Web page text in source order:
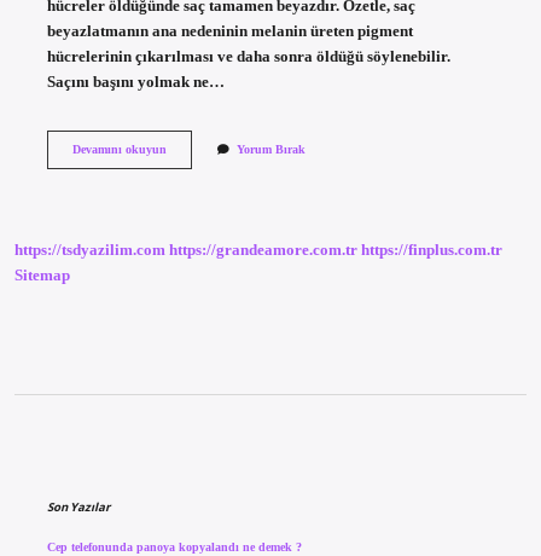
hücreler öldüğünde saç tamamen beyazdır. Özetle, saç
beyazlatmanın ana nedeninin melanin üreten pigment
hücrelerinin çıkarılması ve daha sonra öldüğü söylenebilir.
Saçını başını yolmak ne…
Devamını okuyunBaşı
Yorum Bırak
https://tsdyazilim.com https://grandeamore.com.tr https://finplus.com.tr
Sitemap
Son Yazılar
Cep telefonunda panoya kopyalandı ne demek ?